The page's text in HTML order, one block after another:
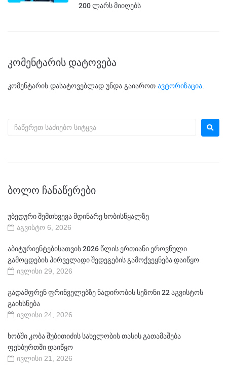
200 ლარს მიიღებს
კომენტარის დატოვება
კომენტარის დასატოვებლად უნდა გაიაროთ ავტორიზაცია
ᲑᲝᲚᲝ ᲩᲐᲜᲐᲬᲔᲠᲔᲑᲘ
უბედური შემთხვევა მდინარე ხობისწყალზე
აგვისტო 6, 2026
აბიტურიენტებისათვის 2026 წლის ერთიანი ეროვნული
გამოცდების პირველადი შედეგების გამოქვეყნება დაიწყო
ივლისი 29, 2026
გადამფრენ ფრინველებზე ნადირობის სეზონი 22 აგვისტოს
გაიხსნება
ივლისი 24, 2026
ხობში კობა შუბითიძის სახელობის თასის გათამაშება
ფეხბურთში დაიწყო
ივლისი 21, 2026